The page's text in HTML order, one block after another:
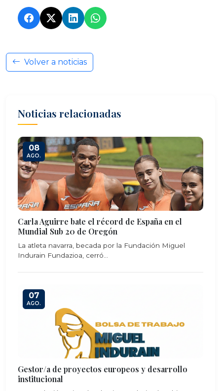
Volver a noticias
Noticias relacionadas
08
AGO.
Carla Aguirre bate el récord de España en el
Mundial Sub 20 de Oregón
La atleta navarra, becada por la Fundación Miguel
Indurain Fundazioa, cerró...
07
AGO.
Gestor/a de proyectos europeos y desarrollo
institucional